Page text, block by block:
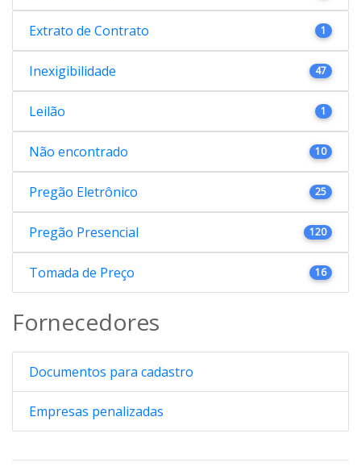
Extrato de Contrato 1
Inexigibilidade 47
Leilão 1
Não encontrado 10
Pregão Eletrônico 25
Pregão Presencial 120
Tomada de Preço 16
Fornecedores
Documentos para cadastro
Empresas penalizadas